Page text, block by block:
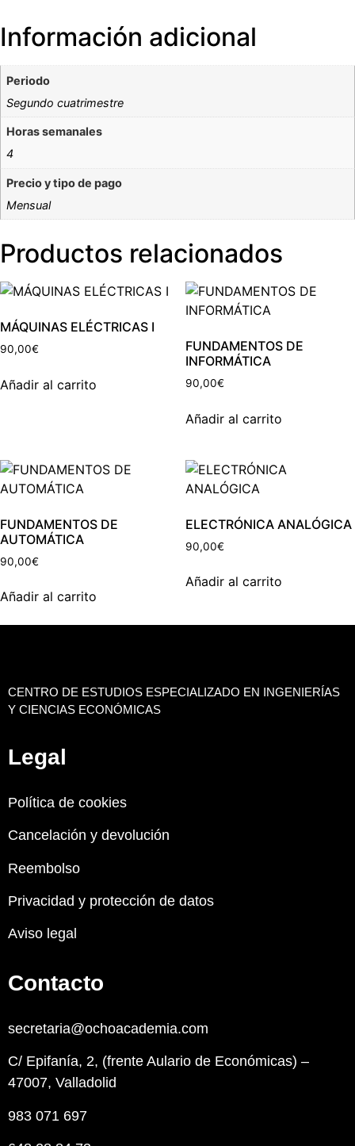
Información adicional
Periodo
Segundo cuatrimestre
Horas semanales
4
Precio y tipo de pago
Mensual
Productos relacionados
MÁQUINAS ELÉCTRICAS I
90,00€
Añadir al carrito
FUNDAMENTOS DE
INFORMÁTICA
90,00€
Añadir al carrito
FUNDAMENTOS DE
AUTOMÁTICA
90,00€
Añadir al carrito
ELECTRÓNICA ANALÓGICA
90,00€
Añadir al carrito
CENTRO DE ESTUDIOS ESPECIALIZADO EN INGENIERÍAS
Y CIENCIAS ECONÓMICAS
Legal
Política de cookies
Cancelación y devolución
Reembolso
Privacidad y protección de datos
Aviso legal
Contacto
secretaria@ochoacademia.com
C/ Epifanía, 2, (frente Aulario de Económicas) –
47007, Valladolid
983 071 697